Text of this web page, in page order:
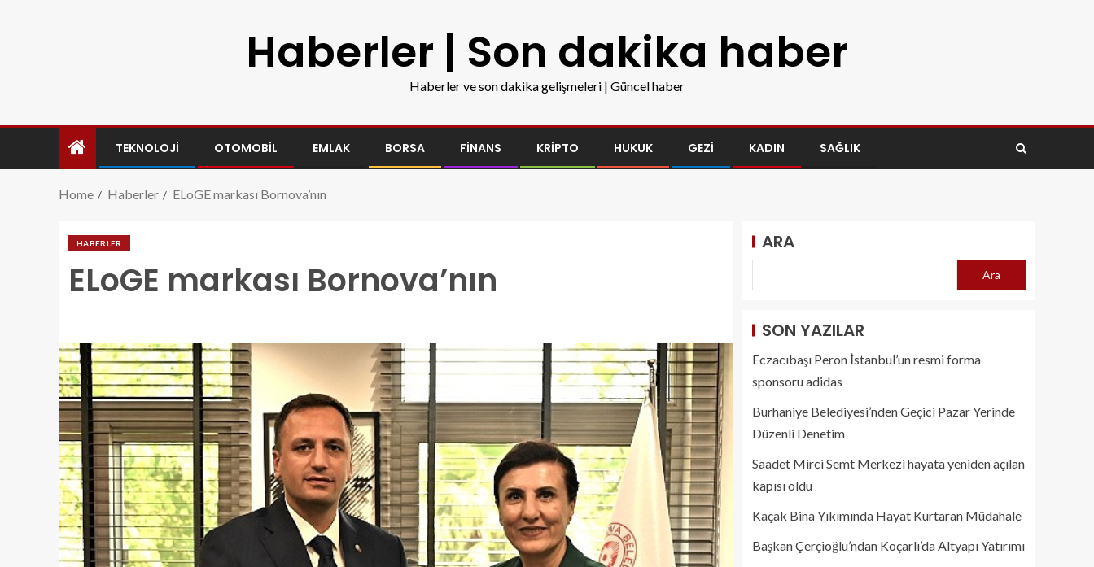
Haberler | Son dakika haber
Haberler ve son dakika gelişmeleri | Güncel haber
TEKNOLOJI OTOMOBIL EMLAK BORSA FINANS KRIPTO HUKUK GEZI KADIN SAĞLIK
Home Haberler ELoGE markası Bornova’nın
HABERLER
ELoGE markası Bornova’nın
ARA
Ara
SON YAZILAR
Eczacıbaşı Peron İstanbul’un resmi forma
sponsoru adidas
Burhaniye Belediyesi’nden Geçici Pazar Yerinde
Düzenli Denetim
Saadet Mirci Semt Merkezi hayata yeniden açılan
kapısı oldu
Kaçak Bina Yıkımında Hayat Kurtaran Müdahale
Başkan Çerçioğlu’ndan Koçarlı’da Altyapı Yatırımı